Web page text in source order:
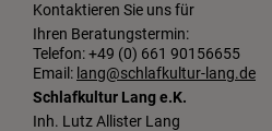
Kontaktieren Sie uns für
Ihren Beratungstermin:
Telefon: +49 (0) 661 90156655
Email: lang@schlafkultur-lang.de
Schlafkultur Lang e.K.
Inh. Lutz Allister Lang